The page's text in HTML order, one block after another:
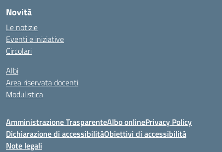
Novità
Le notizie
Eventi e iniziative
Circolari
Albi
Area riservata docenti
Modulistica
Amministrazione TrasparenteAlbo onlinePrivacy Policy
Dichiarazione di accessibilitàObiettivi di accessibilità
Note legali